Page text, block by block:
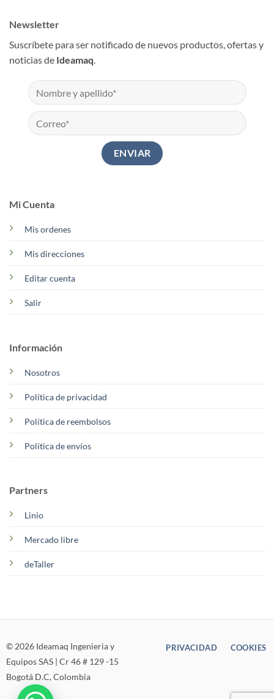
Mi Cuenta
Mis ordenes
Mis direcciones
Editar cuenta
Salir
Información
Nosotros
Política de privacidad
Política de reembolsos
Política de envíos
Partners
Linio
Mercado libre
deTaller
Newsletter
Suscríbete para ser notificado de nuevos productos, ofertas y
noticias de Ideamaq.
© 2026 Ideamaq Ingenieria y
Equipos SAS | Cr 46 # 129 -15
Bogotá D.C, Colombia
PRIVACIDAD COOKIES